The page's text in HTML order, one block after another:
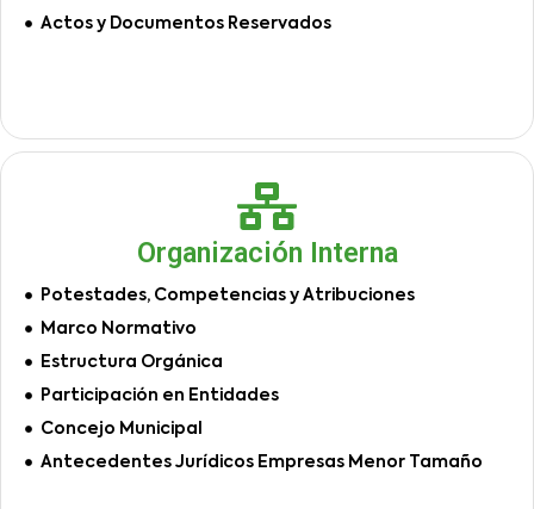
Actos y Documentos Reservados
Organización Interna
Potestades, Competencias y Atribuciones
Marco Normativo
Estructura Orgánica
Participación en Entidades
Concejo Municipal
Antecedentes Jurídicos Empresas Menor Tamaño